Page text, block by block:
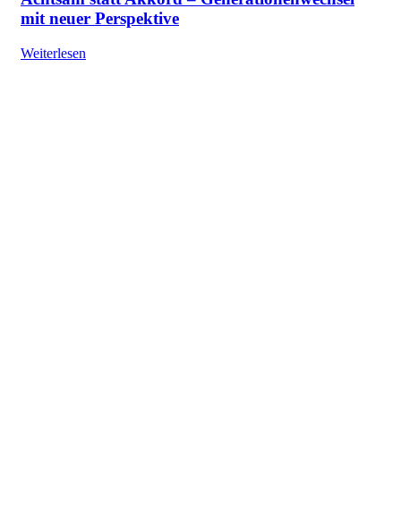
mit neuer Perspektive
Weiterlesen